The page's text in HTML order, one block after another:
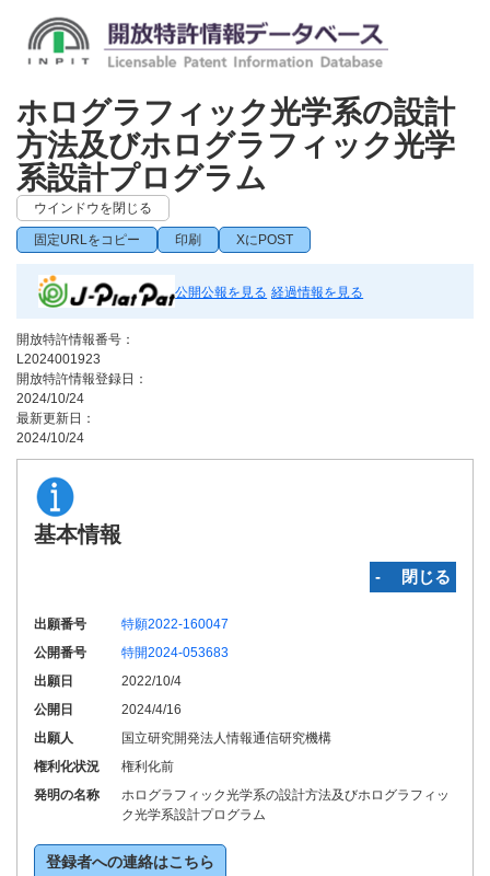
ホログラフィック光学系の設計
方法及びホログラフィック光学
系設計プログラム
ウインドウを閉じる
固定URLをコピー 印刷 XにPOST
公開公報を見る 経過情報を見る
開放特許情報番号：
L2024001923
開放特許情報登録日：
2024/10/24
最新更新日：
2024/10/24
基本情報
‐ 閉じる
出願番号
特願2022-160047
公開番号
特開2024-053683
出願日
2022/10/4
公開日
2024/4/16
出願人
国立研究開発法人情報通信研究機構
権利化状況
権利化前
発明の名称
ホログラフィック光学系の設計方法及びホログラフィッ
ク光学系設計プログラム
登録者への連絡はこちら